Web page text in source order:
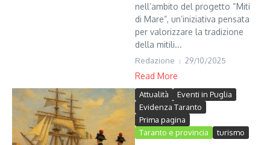
nell’ambito del progetto “Miti
di Mare”, un’iniziativa pensata
per valorizzare la tradizione
della mitili...
Redazione 29/10/2025
Read More
Attualità
Eventi in Puglia
Evidenza Taranto
Prima pagina
Taranto e provincia
turismo